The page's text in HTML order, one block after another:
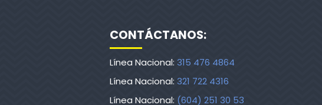
CONTÁCTANOS:
Línea Nacional: 315 476 4864
Línea Nacional: 321 722 4316
Línea Nacional: (604) 251 30 53